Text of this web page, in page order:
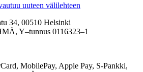
uuteen välilehteen
34, 00510 Helsinki
Y–tunnus 0116323–1
MobilePay, Apple Pay, S-Pankki,